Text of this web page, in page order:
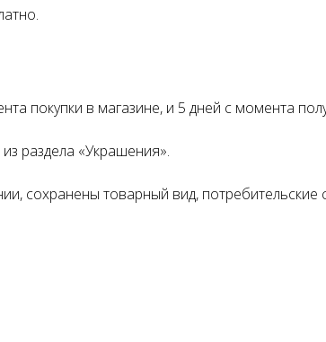
покупки в магазине, и 5 дней с момента
раздела «Украшения».
сохранены товарный вид,